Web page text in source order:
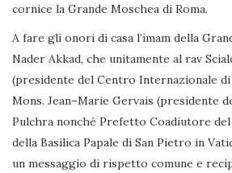
cornice la Grande Moschea di Roma.
A fare gli onori di casa l’imam della
Nader Akkad, che unitamente al rav
(presidente del Centro Internazionale di
Mons. Jean–Marie Gervais (presidente
Pulchra nonché Prefetto Coadiutore
della Basilica Papale di San Pietro in
un messaggio di rispetto comune e